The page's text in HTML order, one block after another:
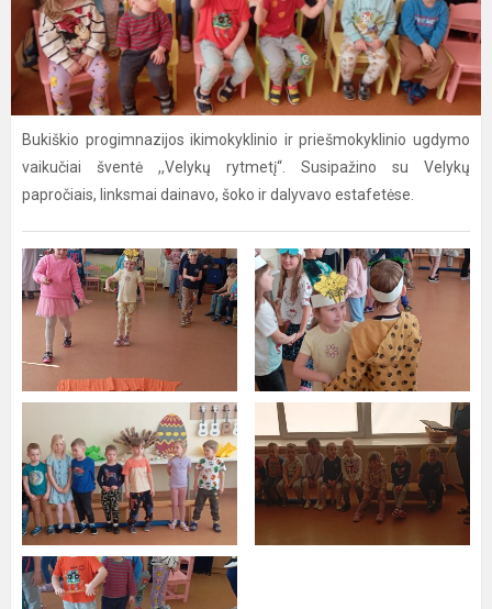
Bukiškio progimnazijos ikimokyklinio ir priešmokyklinio ugdymo
vaikučiai šventė ,,Velykų rytmetį“. Susipažino su Velykų
papročiais, linksmai dainavo, šoko ir dalyvavo estafetėse.